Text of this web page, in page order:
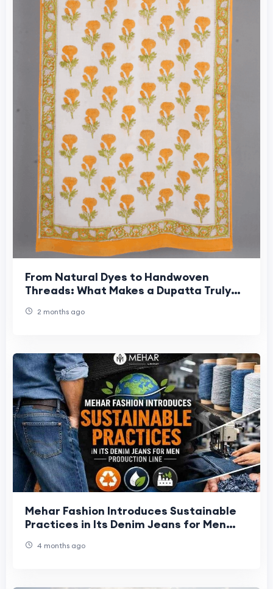
From Natural Dyes to Handwoven
Threads: What Makes a Dupatta Truly
2 months ago
Mehar Fashion Introduces Sustainable
Practices in Its Denim Jeans for Men
4 months ago